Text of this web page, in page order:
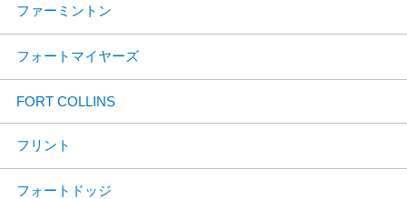
ファーミントン
フォートマイヤーズ
FORT COLLINS
フリント
フォートドッジ